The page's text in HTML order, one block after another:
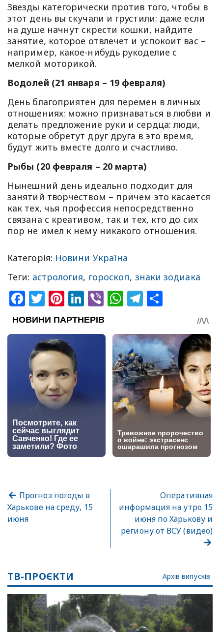
Звезды категорически против того, чтобы в
этот день вы скучали и грустили: даже если
на душе начнут скрести кошки, найдите
занятие, которое отвлечет и успокоит вас –
например, какое-нибудь рукоделие с
мелкой моторикой.
Водолей (21 января – 19 февраля)
День благоприятен для перемен в личных
отношениях: можно признаваться в любви и
делать предложение руки и сердца: люди,
которые обретут друг друга в это время,
будут жить вместе долго и счастливо.
Рыбы (20 февраля – 20 марта)
Нынешний день идеально подходит для
занятий творчеством – причем это касается
как тех, чья профессия непосредственно
связана с креативом, так и тех, кто до сих
пор не имел к нему никакого отношения.
Категорія: Новини Україна
Теги: астрология, гороскоп, знаки зодиака
Facebook
Twitter
Pinterest
LinkedIn
ViberWhatsApp
Telegram
Прогноз погоды в
Харькове на среду, 15
июня
Оперативная
информация на утро 15
июня по Харькову и
региону от ВСУ (видео)
ТВ-ПРОЄКТИ Архів випусків